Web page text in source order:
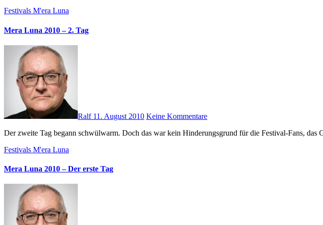
Festivals M'era Luna
Mera Luna 2010 – 2. Tag
Ralf 11. August 2010 Keine Kommentare
Der zweite Tag begann schwülwarm. Doch das war kein Hinderungsgrund für die Festival-Fans,
Festivals M'era Luna
Mera Luna 2010 – Der erste Tag